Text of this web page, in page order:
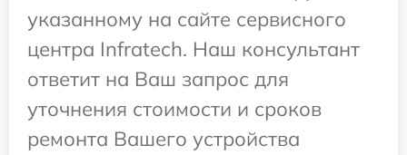
указанному на сайте сервисного
центра Infratech. Наш консультант
ответит на Ваш запрос для
уточнения стоимости и сроков
ремонта Вашего устройства